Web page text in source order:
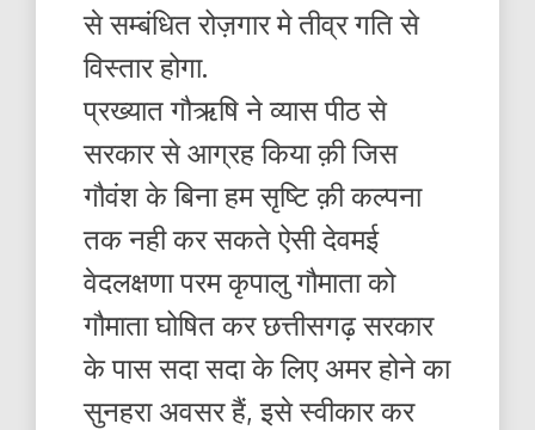
से सम्बंधित रोज़गार मे तीव्र गति से
विस्तार होगा.
प्रख्यात गौऋषि ने व्यास पीठ से
सरकार से आग्रह किया क़ी जिस
गौवंश के बिना हम सृष्टि क़ी कल्पना
तक नही कर सकते ऐसी देवमई
वेदलक्षणा परम कृपालु गौमाता को
गौमाता घोषित कर छत्तीसगढ़ सरकार
के पास सदा सदा के लिए अमर होने का
सुनहरा अवसर हैं, इसे स्वीकार कर